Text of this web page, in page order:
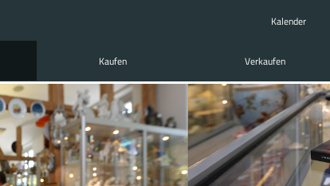
Kalender
Kaufen Verkaufen